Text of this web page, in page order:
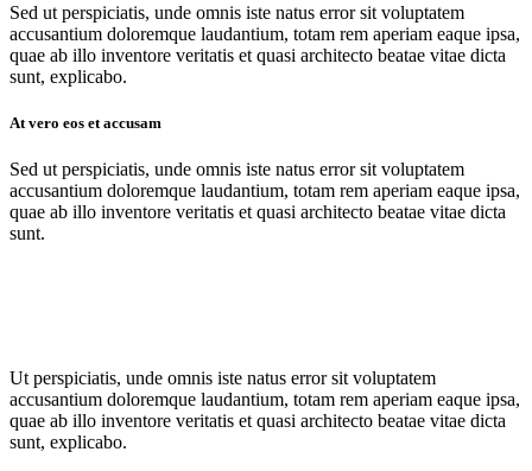
Sed ut perspiciatis, unde omnis iste natus error sit voluptatem
accusantium doloremque laudantium, totam rem aperiam eaque ipsa,
quae ab illo inventore veritatis et quasi architecto beatae vitae dicta
sunt, explicabo.
At vero eos et accusam
Sed ut perspiciatis, unde omnis iste natus error sit voluptatem
accusantium doloremque laudantium, totam rem aperiam eaque ipsa,
quae ab illo inventore veritatis et quasi architecto beatae vitae dicta
sunt.
Ut perspiciatis, unde omnis iste natus error sit voluptatem
accusantium doloremque laudantium, totam rem aperiam eaque ipsa,
quae ab illo inventore veritatis et quasi architecto beatae vitae dicta
sunt, explicabo.